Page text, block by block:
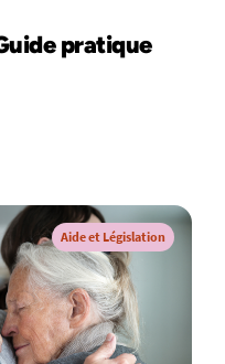
pratique
Aide et Législation